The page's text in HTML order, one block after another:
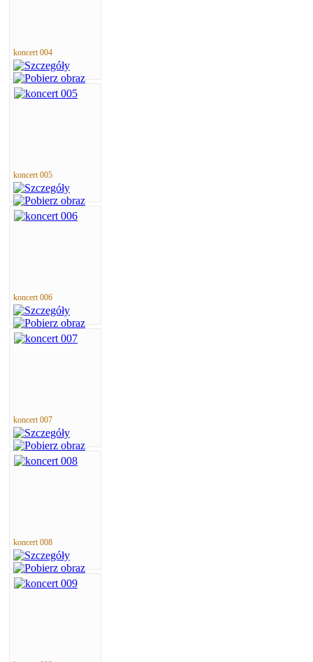
koncert 004
koncert 005
koncert 006
koncert 007
koncert 008